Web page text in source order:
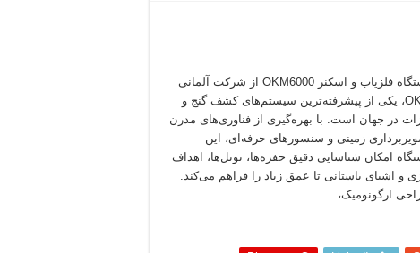
دستگاه فلزیاب و اسکنر OKM6000 از شرکت آلمانی
OKM، یکی از پیشرفته‌ترین سیستم‌های کشف گنج و
در جهان است. با بهره‌گیری از فناوری‌های مدرن
زمینی و سنسورهای حرفه‌ای، این
امکان شناسایی دقیق حفره‌ها، تونل‌ها، اهداف
و اشیای باستانی تا عمق زیاد را فراهم می‌کند.
ارگونومیک، …